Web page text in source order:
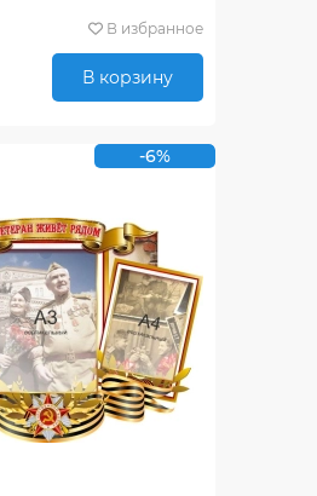
В избранное
В корзину
-6%